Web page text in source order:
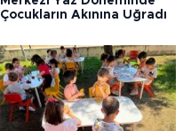
Çocukların Akınına Uğradı